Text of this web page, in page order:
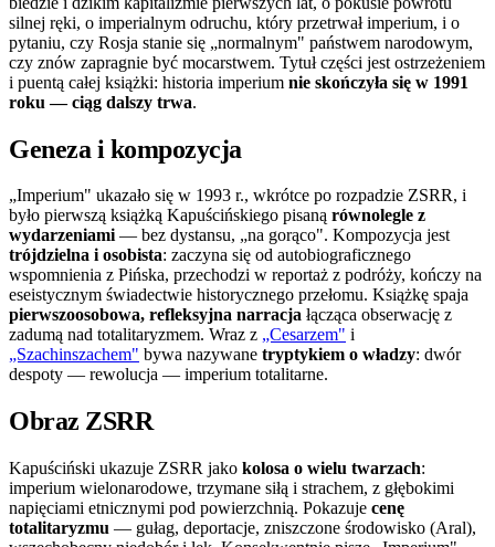
silnej ręki, o imperialnym odruchu, który przetrwał imperium, i o
pytaniu, czy Rosja stanie się „normalnym" państwem narodowym,
czy znów zapragnie być mocarstwem. Tytuł części jest ostrzeżeniem
i puentą całej książki: historia imperium nie skończyła się w 1991
roku — ciąg dalszy trwa.
Geneza i kompozycja
„Imperium" ukazało się w 1993 r., wkrótce po rozpadzie ZSRR, i
było pierwszą książką Kapuścińskiego pisaną równolegle z
wydarzeniami— bez dystansu, „na gorąco". Kompozycja jest
trójdzielna i osobista: zaczyna się od autobiograficznego
wspomnienia z Pińska, przechodzi w reportaż z podróży, kończy na
eseistycznym świadectwie historycznego przełomu. Książkę spaja
pierwszoosobowa, refleksyjna narracja łącząca obserwację z
zadumą nad totalitaryzmem. Wraz z „Cesarzem" i
„Szachinszachem" bywa nazywane tryptykiem o władzy: dwór
despoty — rewolucja — imperium totalitarne.
Obraz ZSRR
Kapuściński ukazuje ZSRR jako kolosa o wielu twarzach:
imperium wielonarodowe, trzymane siłą i strachem, z głębokimi
napięciami etnicznymi pod powierzchnią. Pokazuje cenę
totalitaryzmu — gułag, deportacje, zniszczone środowisko (Aral),